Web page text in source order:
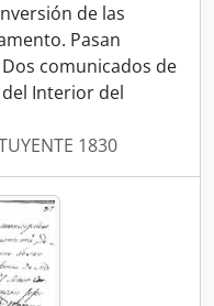
de las
Pasan
comunicados de
Interior del
1830